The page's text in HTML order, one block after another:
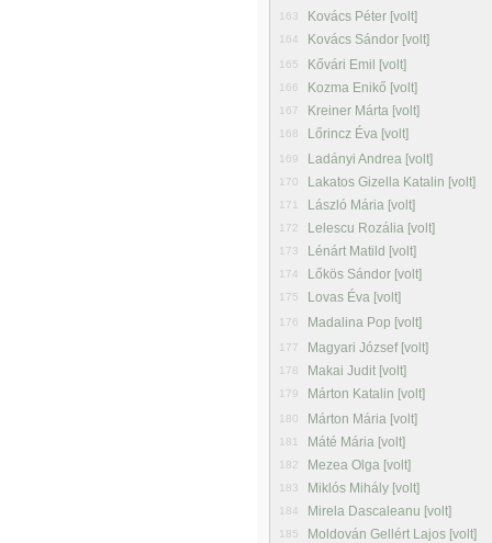
163 Kovács Péter [volt]
164 Kovács Sándor [volt]
165 Kővári Emil [volt]
166 Kozma Enikő [volt]
167 Kreiner Márta [volt]
168 Lőrincz Éva [volt]
169 Ladányi Andrea [volt]
170 Lakatos Gizella Katalin [volt]
171 László Mária [volt]
172 Lelescu Rozália [volt]
173 Lénárt Matild [volt]
174 Lőkös Sándor [volt]
175 Lovas Éva [volt]
176 Madalina Pop [volt]
177 Magyari József [volt]
178 Makai Judit [volt]
179 Márton Katalin [volt]
180 Márton Mária [volt]
181 Máté Mária [volt]
182 Mezea Olga [volt]
183 Miklós Mihály [volt]
184 Mirela Dascaleanu [volt]
185 Moldován Gellért Lajos [volt]